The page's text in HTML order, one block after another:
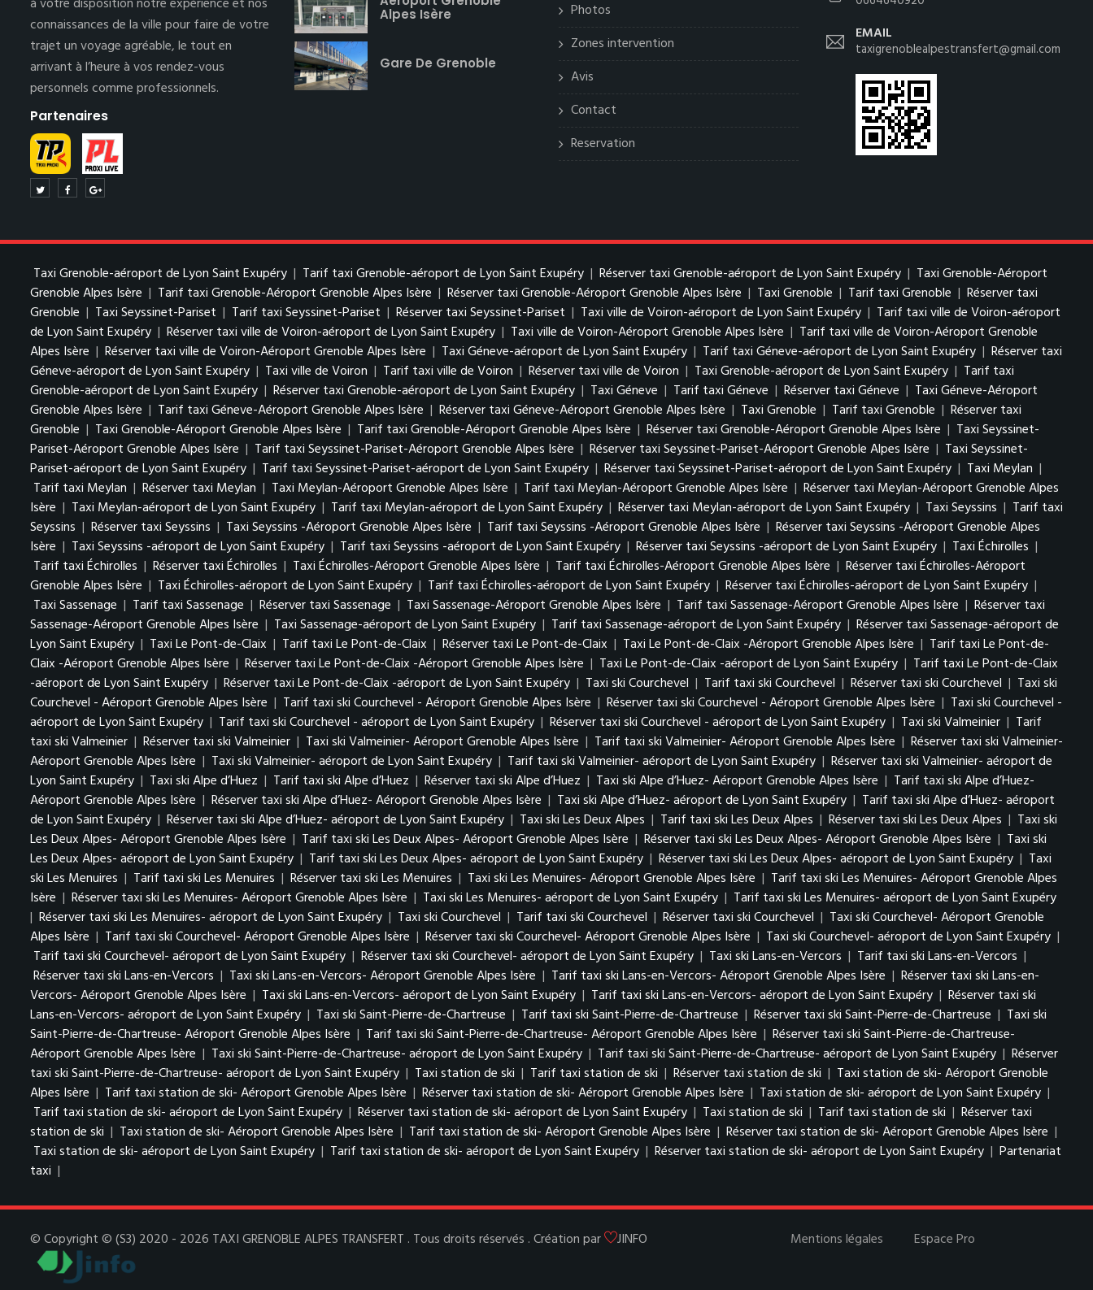
connaissances de la ville pour faire de votre
trajet un voyage agréable, le tout en
arrivant à l’heure à vos rendez-vous
personnels comme professionnels.
Partenaires
Alpes Isère
Gare De Grenoble
Photos
Zones intervention
Avis
Contact
Reservation
EMAIL
taxigrenoblealpestransfert@gmail.com
Taxi Grenoble-aéroport de Lyon Saint Exupéry | Tarif taxi Grenoble-aéroport de Lyon Saint Exupéry | Réserver taxi Grenoble-aéroport de Lyon Saint Exupéry | Taxi Grenoble-Aéroport
Grenoble Alpes Isère | Tarif taxi Grenoble-Aéroport Grenoble Alpes Isère | Réserver taxi Grenoble-Aéroport Grenoble Alpes Isère | Taxi Grenoble | Tarif taxi Grenoble | Réserver taxi
Grenoble | Taxi Seyssinet-Pariset | Tarif taxi Seyssinet-Pariset | Réserver taxi Seyssinet-Pariset | Taxi ville de Voiron-aéroport de Lyon Saint Exupéry | Tarif taxi ville de Voiron-aéroport
de Lyon Saint Exupéry | Réserver taxi ville de Voiron-aéroport de Lyon Saint Exupéry | Taxi ville de Voiron-Aéroport Grenoble Alpes Isère | Tarif taxi ville de Voiron-Aéroport Grenoble
Alpes Isère | Réserver taxi ville de Voiron-Aéroport Grenoble Alpes Isère | Taxi Géneve-aéroport de Lyon Saint Exupéry | Tarif taxi Géneve-aéroport de Lyon Saint Exupéry | Réserver taxi
Géneve-aéroport de Lyon Saint Exupéry | Taxi ville de Voiron | Tarif taxi ville de Voiron | Réserver taxi ville de Voiron | Taxi Grenoble-aéroport de Lyon Saint Exupéry | Tarif taxi
Grenoble-aéroport de Lyon Saint Exupéry | Réserver taxi Grenoble-aéroport de Lyon Saint Exupéry | Taxi Géneve | Tarif taxi Géneve | Réserver taxi Géneve | Taxi Géneve-Aéroport
Grenoble Alpes Isère | Tarif taxi Géneve-Aéroport Grenoble Alpes Isère | Réserver taxi Géneve-Aéroport Grenoble Alpes Isère | Taxi Grenoble | Tarif taxi Grenoble | Réserver taxi
Grenoble | Taxi Grenoble-Aéroport Grenoble Alpes Isère | Tarif taxi Grenoble-Aéroport Grenoble Alpes Isère | Réserver taxi Grenoble-Aéroport Grenoble Alpes Isère | Taxi Seyssinet-
Pariset-Aéroport Grenoble Alpes Isère | Tarif taxi Seyssinet-Pariset-Aéroport Grenoble Alpes Isère | Réserver taxi Seyssinet-Pariset-Aéroport Grenoble Alpes Isère | Taxi Seyssinet-
Pariset-aéroport de Lyon Saint Exupéry | Tarif taxi Seyssinet-Pariset-aéroport de Lyon Saint Exupéry | Réserver taxi Seyssinet-Pariset-aéroport de Lyon Saint Exupéry | Taxi Meylan |
Tarif taxi Meylan | Réserver taxi Meylan | Taxi Meylan-Aéroport Grenoble Alpes Isère | Tarif taxi Meylan-Aéroport Grenoble Alpes Isère | Réserver taxi Meylan-Aéroport Grenoble Alpes
Isère | Taxi Meylan-aéroport de Lyon Saint Exupéry | Tarif taxi Meylan-aéroport de Lyon Saint Exupéry | Réserver taxi Meylan-aéroport de Lyon Saint Exupéry | Taxi Seyssins | Tarif taxi
Seyssins | Réserver taxi Seyssins | Taxi Seyssins -Aéroport Grenoble Alpes Isère | Tarif taxi Seyssins -Aéroport Grenoble Alpes Isère | Réserver taxi Seyssins -Aéroport Grenoble Alpes
Isère | Taxi Seyssins -aéroport de Lyon Saint Exupéry | Tarif taxi Seyssins -aéroport de Lyon Saint Exupéry | Réserver taxi Seyssins -aéroport de Lyon Saint Exupéry | Taxi Échirolles |
Tarif taxi Échirolles | Réserver taxi Échirolles | Taxi Échirolles-Aéroport Grenoble Alpes Isère | Tarif taxi Échirolles-Aéroport Grenoble Alpes Isère | Réserver taxi Échirolles-Aéroport
Grenoble Alpes Isère | Taxi Échirolles-aéroport de Lyon Saint Exupéry | Tarif taxi Échirolles-aéroport de Lyon Saint Exupéry | Réserver taxi Échirolles-aéroport de Lyon Saint Exupéry |
Taxi Sassenage | Tarif taxi Sassenage | Réserver taxi Sassenage | Taxi Sassenage-Aéroport Grenoble Alpes Isère | Tarif taxi Sassenage-Aéroport Grenoble Alpes Isère | Réserver taxi
Sassenage-Aéroport Grenoble Alpes Isère | Taxi Sassenage-aéroport de Lyon Saint Exupéry | Tarif taxi Sassenage-aéroport de Lyon Saint Exupéry | Réserver taxi Sassenage-aéroport de
Lyon Saint Exupéry | Taxi Le Pont-de-Claix | Tarif taxi Le Pont-de-Claix | Réserver taxi Le Pont-de-Claix | Taxi Le Pont-de-Claix -Aéroport Grenoble Alpes Isère | Tarif taxi Le Pont-de-
Claix -Aéroport Grenoble Alpes Isère | Réserver taxi Le Pont-de-Claix -Aéroport Grenoble Alpes Isère | Taxi Le Pont-de-Claix -aéroport de Lyon Saint Exupéry | Tarif taxi Le Pont-de-Claix
-aéroport de Lyon Saint Exupéry | Réserver taxi Le Pont-de-Claix -aéroport de Lyon Saint Exupéry | Taxi ski Courchevel | Tarif taxi ski Courchevel | Réserver taxi ski Courchevel | Taxi ski
Courchevel - Aéroport Grenoble Alpes Isère | Tarif taxi ski Courchevel - Aéroport Grenoble Alpes Isère | Réserver taxi ski Courchevel - Aéroport Grenoble Alpes Isère | Taxi ski Courchevel -
aéroport de Lyon Saint Exupéry | Tarif taxi ski Courchevel - aéroport de Lyon Saint Exupéry | Réserver taxi ski Courchevel - aéroport de Lyon Saint Exupéry | Taxi ski Valmeinier | Tarif
taxi ski Valmeinier | Réserver taxi ski Valmeinier | Taxi ski Valmeinier- Aéroport Grenoble Alpes Isère | Tarif taxi ski Valmeinier- Aéroport Grenoble Alpes Isère | Réserver taxi ski Valmeinier-
Aéroport Grenoble Alpes Isère | Taxi ski Valmeinier- aéroport de Lyon Saint Exupéry | Tarif taxi ski Valmeinier- aéroport de Lyon Saint Exupéry | Réserver taxi ski Valmeinier- aéroport de
Lyon Saint Exupéry | Taxi ski Alpe d’Huez | Tarif taxi ski Alpe d’Huez | Réserver taxi ski Alpe d’Huez | Taxi ski Alpe d’Huez- Aéroport Grenoble Alpes Isère | Tarif taxi ski Alpe d’Huez-
Aéroport Grenoble Alpes Isère | Réserver taxi ski Alpe d’Huez- Aéroport Grenoble Alpes Isère | Taxi ski Alpe d’Huez- aéroport de Lyon Saint Exupéry | Tarif taxi ski Alpe d’Huez- aéroport
de Lyon Saint Exupéry | Réserver taxi ski Alpe d’Huez- aéroport de Lyon Saint Exupéry | Taxi ski Les Deux Alpes | Tarif taxi ski Les Deux Alpes | Réserver taxi ski Les Deux Alpes | Taxi ski
Les Deux Alpes- Aéroport Grenoble Alpes Isère | Tarif taxi ski Les Deux Alpes- Aéroport Grenoble Alpes Isère | Réserver taxi ski Les Deux Alpes- Aéroport Grenoble Alpes Isère | Taxi ski
Les Deux Alpes- aéroport de Lyon Saint Exupéry | Tarif taxi ski Les Deux Alpes- aéroport de Lyon Saint Exupéry | Réserver taxi ski Les Deux Alpes- aéroport de Lyon Saint Exupéry | Taxi
ski Les Menuires | Tarif taxi ski Les Menuires | Réserver taxi ski Les Menuires | Taxi ski Les Menuires- Aéroport Grenoble Alpes Isère | Tarif taxi ski Les Menuires- Aéroport Grenoble Alpes
Isère | Réserver taxi ski Les Menuires- Aéroport Grenoble Alpes Isère | Taxi ski Les Menuires- aéroport de Lyon Saint Exupéry | Tarif taxi ski Les Menuires- aéroport de Lyon Saint Exupéry
| Réserver taxi ski Les Menuires- aéroport de Lyon Saint Exupéry | Taxi ski Courchevel | Tarif taxi ski Courchevel | Réserver taxi ski Courchevel | Taxi ski Courchevel- Aéroport Grenoble
Alpes Isère | Tarif taxi ski Courchevel- Aéroport Grenoble Alpes Isère | Réserver taxi ski Courchevel- Aéroport Grenoble Alpes Isère | Taxi ski Courchevel- aéroport de Lyon Saint Exupéry |
Tarif taxi ski Courchevel- aéroport de Lyon Saint Exupéry | Réserver taxi ski Courchevel- aéroport de Lyon Saint Exupéry | Taxi ski Lans-en-Vercors | Tarif taxi ski Lans-en-Vercors |
Réserver taxi ski Lans-en-Vercors | Taxi ski Lans-en-Vercors- Aéroport Grenoble Alpes Isère | Tarif taxi ski Lans-en-Vercors- Aéroport Grenoble Alpes Isère | Réserver taxi ski Lans-en-
Vercors- Aéroport Grenoble Alpes Isère | Taxi ski Lans-en-Vercors- aéroport de Lyon Saint Exupéry | Tarif taxi ski Lans-en-Vercors- aéroport de Lyon Saint Exupéry | Réserver taxi ski
Lans-en-Vercors- aéroport de Lyon Saint Exupéry | Taxi ski Saint-Pierre-de-Chartreuse | Tarif taxi ski Saint-Pierre-de-Chartreuse | Réserver taxi ski Saint-Pierre-de-Chartreuse | Taxi ski
Saint-Pierre-de-Chartreuse- Aéroport Grenoble Alpes Isère | Tarif taxi ski Saint-Pierre-de-Chartreuse- Aéroport Grenoble Alpes Isère | Réserver taxi ski Saint-Pierre-de-Chartreuse-
Aéroport Grenoble Alpes Isère | Taxi ski Saint-Pierre-de-Chartreuse- aéroport de Lyon Saint Exupéry | Tarif taxi ski Saint-Pierre-de-Chartreuse- aéroport de Lyon Saint Exupéry | Réserver
taxi ski Saint-Pierre-de-Chartreuse- aéroport de Lyon Saint Exupéry | Taxi station de ski | Tarif taxi station de ski | Réserver taxi station de ski | Taxi station de ski- Aéroport Grenoble
Alpes Isère | Tarif taxi station de ski- Aéroport Grenoble Alpes Isère | Réserver taxi station de ski- Aéroport Grenoble Alpes Isère | Taxi station de ski- aéroport de Lyon Saint Exupéry |
Tarif taxi station de ski- aéroport de Lyon Saint Exupéry | Réserver taxi station de ski- aéroport de Lyon Saint Exupéry | Taxi station de ski | Tarif taxi station de ski | Réserver taxi
station de ski | Taxi station de ski- Aéroport Grenoble Alpes Isère | Tarif taxi station de ski- Aéroport Grenoble Alpes Isère | Réserver taxi station de ski- Aéroport Grenoble Alpes Isère |
Taxi station de ski- aéroport de Lyon Saint Exupéry | Tarif taxi station de ski- aéroport de Lyon Saint Exupéry | Réserver taxi station de ski- aéroport de Lyon Saint Exupéry | Partenariat
taxi |
© Copyright © (S3) 2020 - 2026 TAXI GRENOBLE ALPES TRANSFERT . Tous droits réservés . Création par JINFO Mentions légales Espace Pro